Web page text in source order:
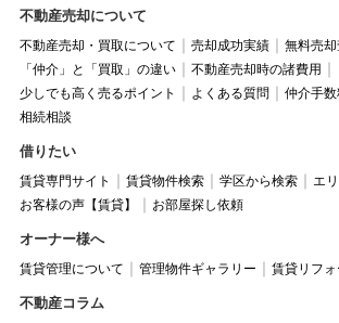
不動産売却について
不動産売却・買取について 売却成功実績
無料売
「仲介」と「買取」の違い
不動産売却時の諸費用
少しでも高く売るポイント
よくある質問
仲介手
相続相談
借りたい
賃貸専門サイト 賃貸物件検索 学区から検索
エ
お客様の声【賃貸】
お部屋探し依頼
オーナー様へ
賃貸管理について 管理物件ギャラリー 賃貸リフ
不動産コラム